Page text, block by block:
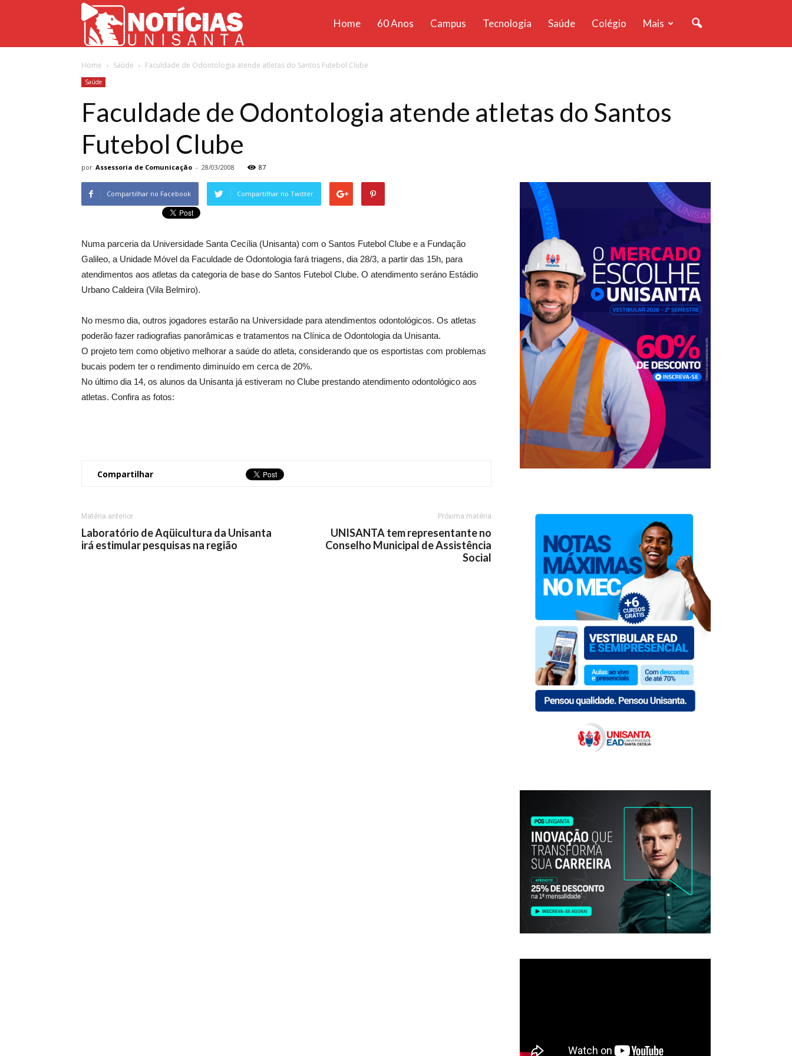
Unisanta
Home 60 Anos Campus Tecnologia Saúde Colégio Mais
Home Saúde Faculdade de Odontologia atende atletas do Santos Futebol Clube
Saúde
Faculdade de Odontologia atende atletas do Santos
Futebol Clube
por Assessoria de Comunicação - 28/03/2008 87
Compartilhar no Facebook Compartilhar no Twitter
Numa parceria da Universidade Santa Cecília (Unisanta) com o Santos Futebol Clube e a Fundação
Galileo, a Unidade Móvel da Faculdade de Odontologia fará triagens, dia 28/3, a partir das 15h, para
atendimentos aos atletas da categoria de base do Santos Futebol Clube. O atendimento seráno Estádio
Urbano Caldeira (Vila Belmiro).
No mesmo dia, outros jogadores estarão na Universidade para atendimentos odontológicos. Os atletas
poderão fazer radiografias panorâmicas e tratamentos na Clínica de Odontologia da Unisanta.
O projeto tem como objetivo melhorar a saúde do atleta, considerando que os esportistas com problemas
bucais podem ter o rendimento diminuído em cerca de 20%.
No último dia 14, os alunos da Unisanta já estiveram no Clube prestando atendimento odontológico aos
atletas. Confira as fotos:
Compartilhar
Matéria anterior
Laboratório de Aqüicultura da Unisanta
irá estimular pesquisas na região
Próxima matéria
UNISANTA tem representante no
Conselho Municipal de Assistência
Social